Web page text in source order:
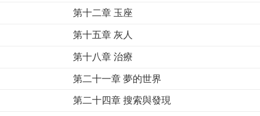
第十二章 玉座
第十五章 灰人
第十八章 治療
第二十一章 夢的世界
第二十四章 搜索與發現